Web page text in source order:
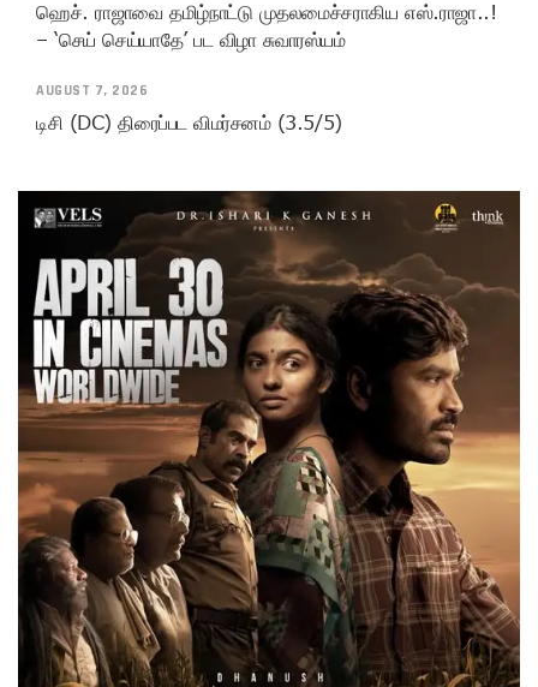
ஹெச். ராஜாவை தமிழ்நாட்டு முதலமைச்சராகிய எஸ்.ராஜா..!
– ‘செய் செய்யாதே’ பட விழா சுவாரஸ்யம்
AUGUST 7, 2026
டிசி (DC) திரைப்பட விமர்சனம் (3.5/5)